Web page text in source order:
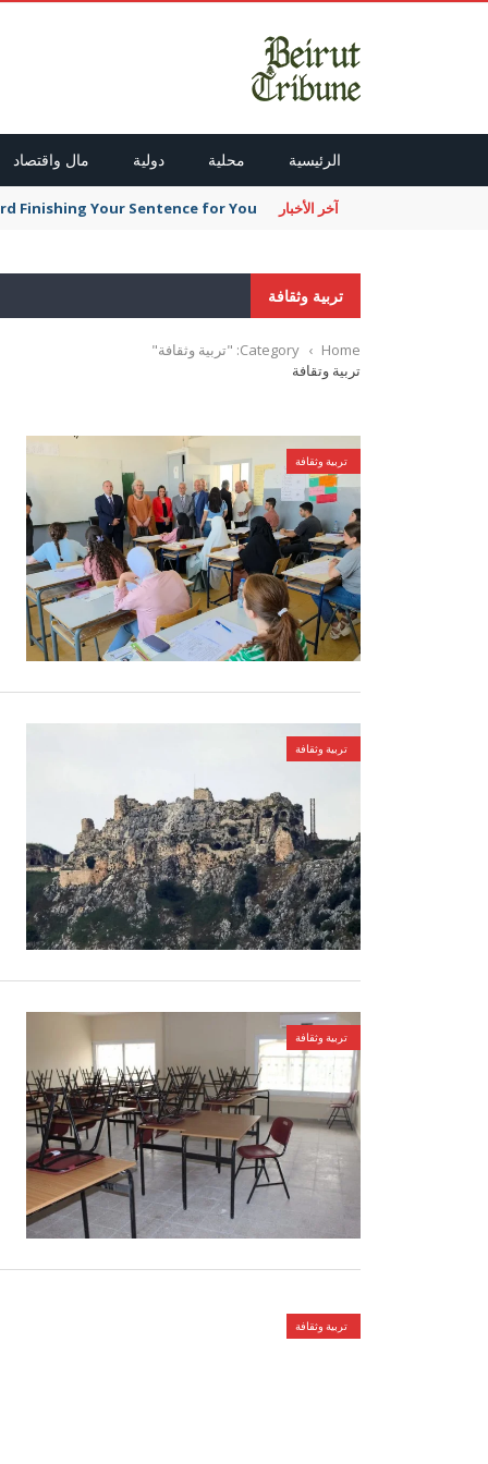
الرئيسية محلية دولية مال واقتصاد
آخر الأخبار Finishing Your Sentence for You
تربية وثقافة
Home
› Category: "تربية وثقافة"
تربية وتقافة
تربية وثقافة
تربية وثقافة
تربية وثقافة
تربية وثقافة